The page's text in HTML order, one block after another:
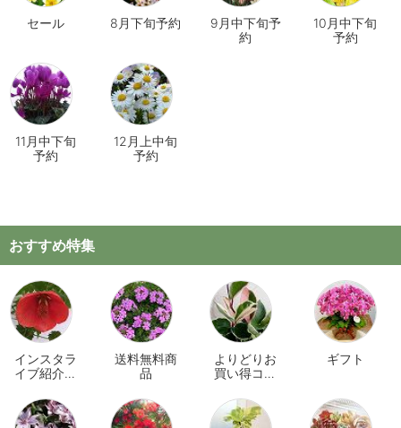
セール 8月下旬予約
9月中下旬予
約
10月中下旬
予約
11月中下旬
予約
12月上中旬
予約
おすすめ特集
インスタラ
イブ紹介商
送料無料商
品
よりどりお
買い得コー
ギフト